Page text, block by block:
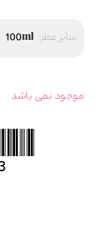
سایز عطر: 100ml
موجود نمی باشد